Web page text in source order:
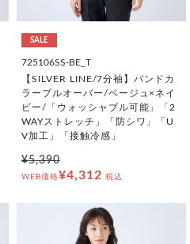
SALE
725106SS-BE_T
【SILVER LINE/7分袖】バンドカ
ラープルオーバー/ベージュ×ネイ
ビー/「ウォッシャブル可能」「2
WAYストレッチ」「防シワ」「U
V加工」「接触冷感」
¥5,390
WEB価格¥4,312 税込